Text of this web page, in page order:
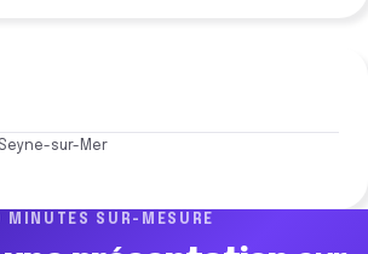
sur-Mer
MINUTES SUR-MESURE